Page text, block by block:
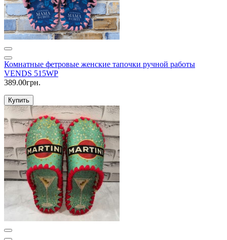
Комнатные фетровые женские тапочки ручной работы
VENDS 515WP
389.00грн.
Купить